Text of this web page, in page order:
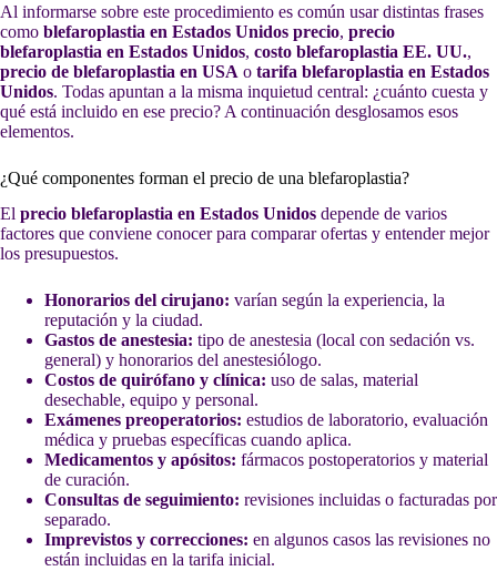
Al informarse sobre este procedimiento es común usar distintas frases
como blefaroplastia en Estados Unidos precio, precio
blefaroplastia en Estados Unidos, costo blefaroplastia EE. UU.,
precio de blefaroplastia en USA o tarifa blefaroplastia en Estados
Unidos. Todas apuntan a la misma inquietud central: ¿cuánto cuesta y
qué está incluido en ese precio? A continuación desglosamos esos
elementos.
¿Qué componentes forman el precio de una blefaroplastia?
El precio blefaroplastia en Estados Unidos depende de varios
factores que conviene conocer para comparar ofertas y entender mejor
los presupuestos.
Honorarios del cirujano: varían según la experiencia, la
reputación y la ciudad.
Gastos de anestesia: tipo de anestesia (local con sedación vs.
general) y honorarios del anestesiólogo.
Costos de quirófano y clínica: uso de salas, material
desechable, equipo y personal.
Exámenes preoperatorios: estudios de laboratorio, evaluación
médica y pruebas específicas cuando aplica.
Medicamentos y apósitos: fármacos postoperatorios y material
de curación.
Consultas de seguimiento: revisiones incluidas o facturadas por
separado.
Imprevistos y correcciones: en algunos casos las revisiones no
están incluidas en la tarifa inicial.